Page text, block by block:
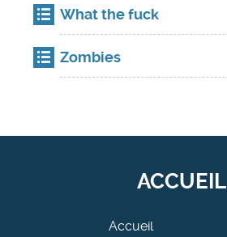
What the fuck
Zombies
ACCUEIL
Accueil